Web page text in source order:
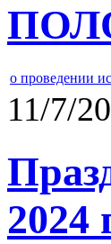
о проведении
11/7/
2024